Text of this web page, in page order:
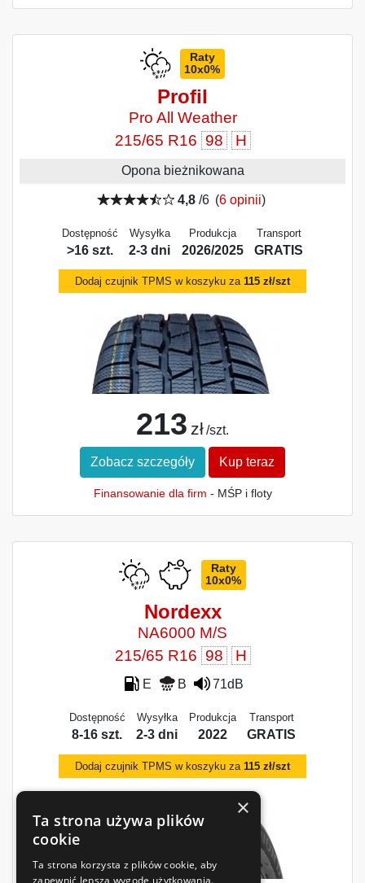
Raty
10x0%
Profil
Pro All Weather
215/65 R16 98 H
Opona bieżnikowana
4,8 /6 (6 opinii)
Dostępność
>16 szt.
Wysyłka
2-3 dni
Produkcja
2026/2025
Transport
GRATIS
Dodaj czujnik TPMS w koszyku za 115 zł/szt
213 zł /szt.
Zobacz szczegóły Kup teraz
Finansowanie dla firm - MŚP i floty
Raty
10x0%
Nordexx
NA6000 M/S
215/65 R16 98 H
E B 71dB
Dostępność
8-16 szt.
Wysyłka
2-3 dni
Produkcja
2022
Transport
GRATIS
Dodaj czujnik TPMS w koszyku za 115 zł/szt
×
Ta strona używa plików
cookie
Ta strona korzysta z plików cookie, aby
zapewnić lepszą wygodę użytkowania.